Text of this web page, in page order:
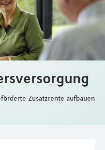
Zusatzrente aufbauen